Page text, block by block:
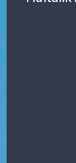
Lider Haber